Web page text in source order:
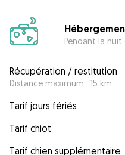
Pendant la
Récupération / restitution
Distance maximum : 15 km
Tarif jours fériés
Tarif chiot
Tarif chien supplémentaire